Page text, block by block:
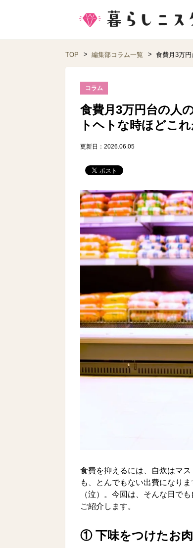
TOP 編集部コラム一覧 食費月3万
コラム
食費月3万円台の人
トヘトな時ほどこ
更新日：2026.06.05
食費を抑えるには、自炊はマ
も、とんでもない出費になり
（泣）。今回は、そんな日で
ご紹介します。
① 下味をつけたお肉